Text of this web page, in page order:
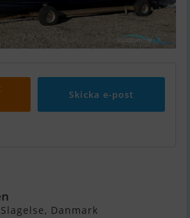
Skicka e-post
Danmark